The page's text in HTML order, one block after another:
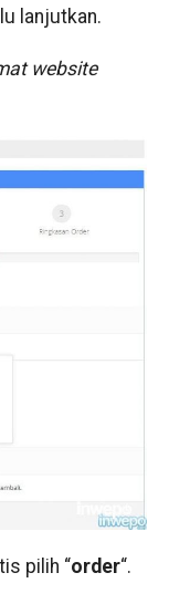
lanjutkan.
website
pilih “order“.